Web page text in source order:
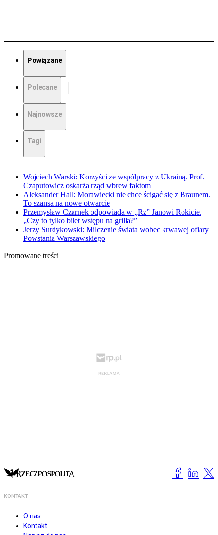
Powiązane
Polecane
Najnowsze
Tagi
Wojciech Warski: Korzyści ze współpracy z Ukrainą. Prof.
Czaputowicz oskarża rząd wbrew faktom
Aleksander Hall: Morawiecki nie chce ścigać się z Braunem.
To szansa na nowe otwarcie
Przemysław Czarnek odpowiada w „Rz” Janowi Rokicie.
„Czy to tylko bilet wstępu na grilla?”
Jerzy Surdykowski: Milczenie świata wobec krwawej ofiary
Powstania Warszawskiego
Promowane treści
KONTAKT
O nas
Kontakt